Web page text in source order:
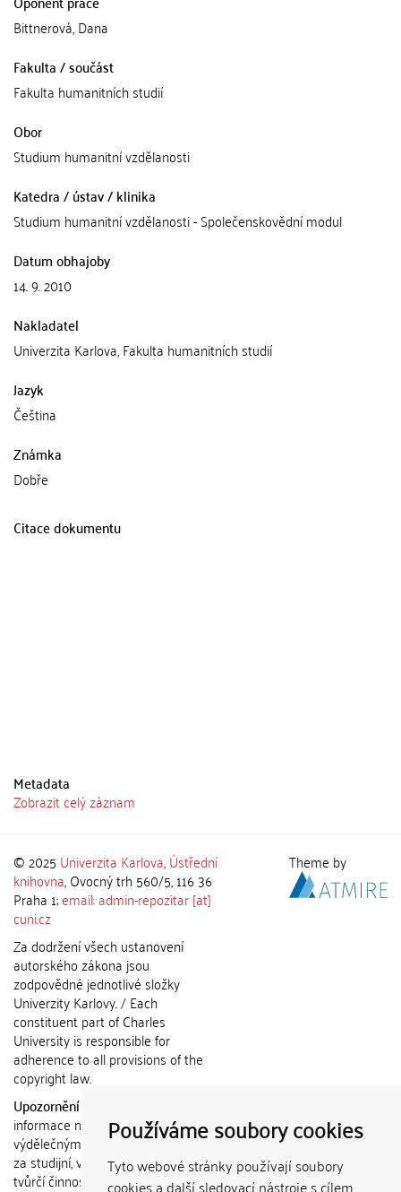
Používáme soubory cookies
Tyto webové stránky používají soubory
cookies a další sledovací nástroje s cílem
Bittnerová, Dana
Fakulta / součást
Fakulta humanitních studií
Obor
Studium humanitní vzdělanosti
Katedra / ústav / klinika
Studium humanitní vzdělanosti - Společenskovědní modul
Datum obhajoby
14. 9. 2010
Nakladatel
Univerzita Karlova, Fakulta humanitních studií
Jazyk
Čeština
Známka
Dobře
Citace dokumentu
Metadata
Zobrazit celý záznam
© 2025 Univerzita Karlova,Ústřední
knihovna, Ovocný trh 560/5, 116 36
Praha 1;email: admin-repozitar [at]
cuni.cz
Za dodržení všech ustanovení
autorského zákona jsou
zodpovědné jednotlivé složky
Univerzity Karlovy. / Each
constituent part of Charles
University is responsible for
adherence to all provisions of the
copyright law.
Upozornění / Notice:
informace nemohou být použity k
výdělečným účelům nebo vydávány
za studijní, vědeckou nebo jinou
tvůrčí činnost jiné osoby než autora.
Theme by